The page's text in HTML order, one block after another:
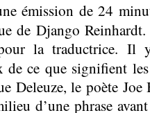
émission de 24
de Django
la traductrice. Il
de ce que signifient
Deleuze, le poète
d’une phrase